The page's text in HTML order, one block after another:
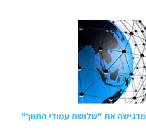
את "שלושת עמודי התווך"